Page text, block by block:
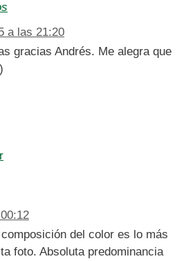
a las 21:20
gracias Andrés. Me alegra que
del color es lo más
foto. Absoluta predominancia